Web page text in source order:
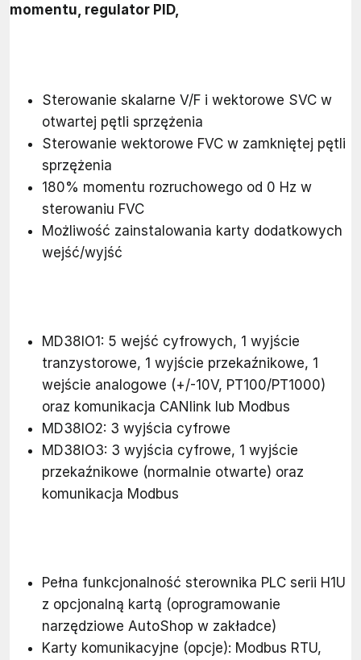
momentu, regulator PID,
Sterowanie skalarne V/F i wektorowe SVC w
otwartej pętli sprzężenia
Sterowanie wektorowe FVC w zamkniętej pętli
sprzężenia
180% momentu rozruchowego od 0 Hz w
sterowaniu FVC
Możliwość zainstalowania karty dodatkowych
wejść/wyjść
MD38IO1: 5 wejść cyfrowych, 1 wyjście
tranzystorowe, 1 wyjście przekaźnikowe, 1
wejście analogowe (+/-10V, PT100/PT1000)
oraz komunikacja CANlink lub Modbus
MD38IO2: 3 wyjścia cyfrowe
MD38IO3: 3 wyjścia cyfrowe, 1 wyjście
przekaźnikowe (normalnie otwarte) oraz
komunikacja Modbus
Pełna funkcjonalność sterownika PLC serii H1U
z opcjonalną kartą (oprogramowanie
narzędziowe AutoShop w zakładce)
Karty komunikacyjne (opcje): Modbus RTU,